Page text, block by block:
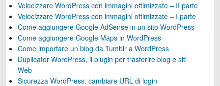
Velocizzare WordPress con immagini ottimizzate – II parte
Velocizzare WordPress con immagini ottimizzate – I parte
Come aggiungere Google AdSense in un sito WordPress
Come aggiungere Google Maps in WordPress
Come importare un blog da Tumblr a WordPress
Duplicator WordPress, il plugin per trasferire blog e siti
Web
Sicurezza WordPress: cambiare URL di login